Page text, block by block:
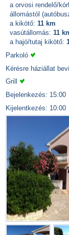
a orvosi rendelő/
állomástól
a kikötő: 11 km
vasútállomás: 11
a hajó/tutaj kikötő:
Parkoló
Kérésre háziállat
Grill
Bejelenkezés: 15:00
Kijelentkezés: 10:00